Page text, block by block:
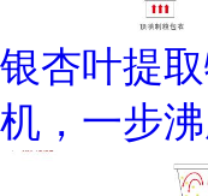
银杏叶提
机，一步